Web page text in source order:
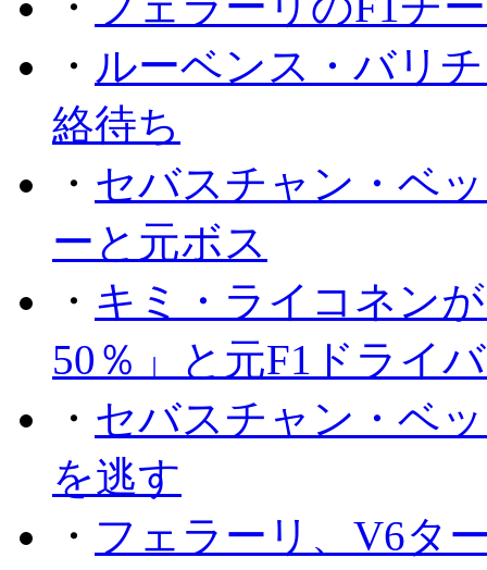
・ ルーベンス・バリ
絡待ち
・ セバスチャン・ベ
ーと元ボス
・ キミ・ライコネン
50％」と元F1ドライ
・ セバスチャン・ベ
を逃す
・ フェラーリ、V6タ